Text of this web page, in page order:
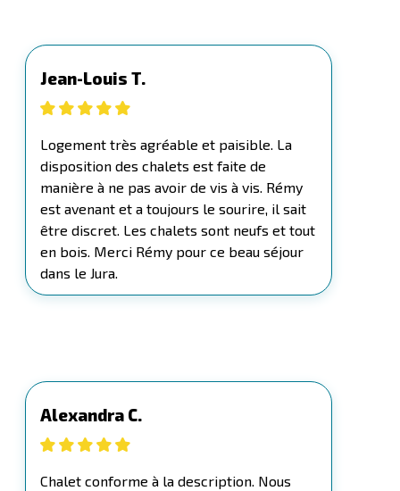
Jean-Louis T.
Logement très agréable et paisible. La
disposition des chalets est faite de
manière à ne pas avoir de vis à vis. Rémy
est avenant et a toujours le sourire, il sait
être discret. Les chalets sont neufs et tout
en bois. Merci Rémy pour ce beau séjour
dans le Jura.
Alexandra C.
Chalet conforme à la description. Nous